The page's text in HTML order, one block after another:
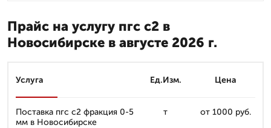
Прайс на услугу пгс с2 в
Новосибирске в августе 2026 г.
Услуга Ед.Изм. Цена
Поставка пгс с2 фракция 0-5
мм в Новосибирске
т от 1000 руб.